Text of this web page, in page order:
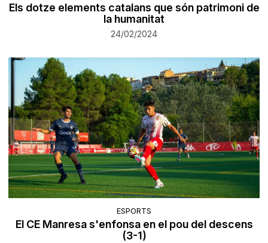
Els dotze elements catalans que són patrimoni de
la humanitat
24/02/2024
ESPORTS
El CE Manresa s'enfonsa en el pou del descens
(3-1)